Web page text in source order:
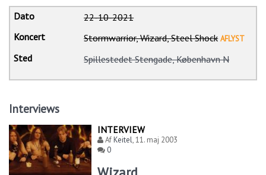
22-10-2021
Stormwarrior, Wizard, Steel Shock AFLYST
Spillestedet Stengade, København N
Interviews
INTERVIEW
AfKeitel,11. maj 2003
0